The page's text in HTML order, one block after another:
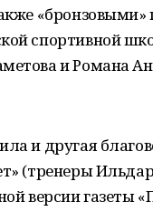
спортивной
и Романа
и другая
(тренеры
версии газеты